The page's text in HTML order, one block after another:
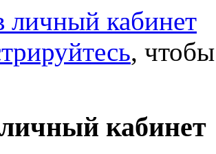
личный кабинет
,
кабинет